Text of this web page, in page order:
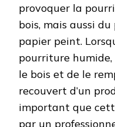
provoquer la
bois, mais aussi
papier peint.
pourriture
le bois et de le
recouvert d’un
important que
par un